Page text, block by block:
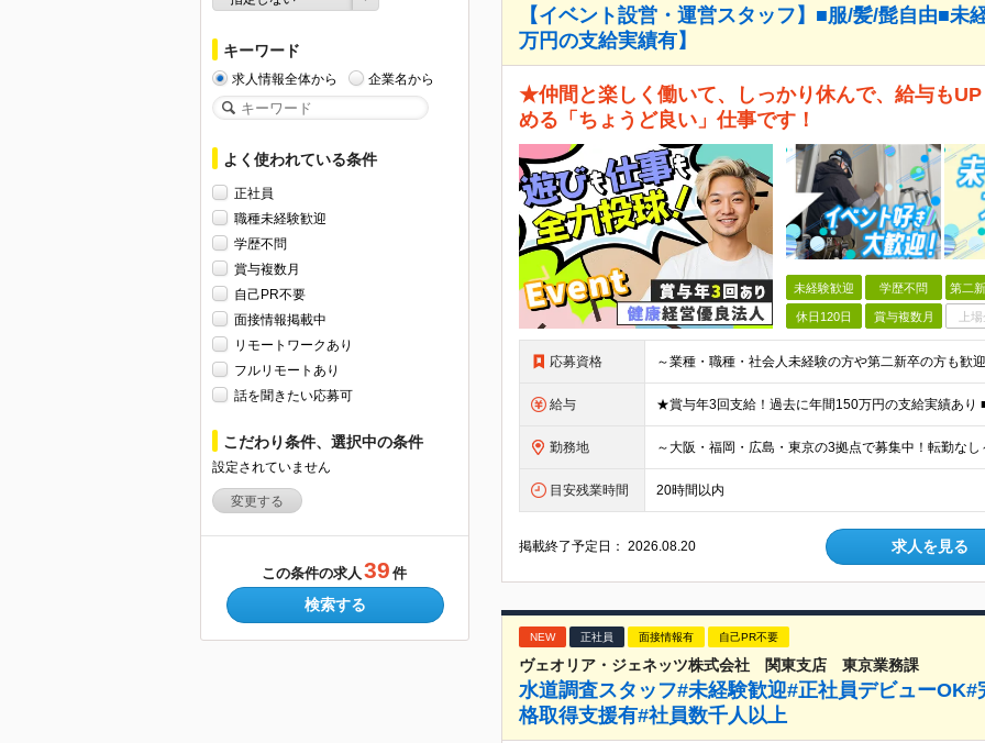
キーワード
求人情報全体から 企業名から
よく使われている条件
正社員
職種未経験歓迎
学歴不問
賞与複数月
自己PR不要
面接情報掲載中
リモートワークあり
フルリモートあり
話を聞きたい応募可
こだわり条件、選択中の条件
設定されていません
変更する
この条件の求人 39 件
検索する
【イベント設営・運営スタッフ】■服/髪/髭自由■未
万円の支給実績有】
★仲間と楽しく働いて、しっかり休んで、給与も
める「ちょうど良い」仕事です！
未経験歓迎 学歴不問 第二
休日120日 賞与複数月 上
応募資格
給与
勤務地
目安残業時間 20時間以内
掲載終了予定日：2026.08.20 求人を見る
NEW 正社員 面接情報有 自己PR不要
ヴェオリア・ジェネッツ株式会社 関東支店 東京業務課
水道調査スタッフ#未経験歓迎#正社員デビュー
格取得支援有#社員数千人以上